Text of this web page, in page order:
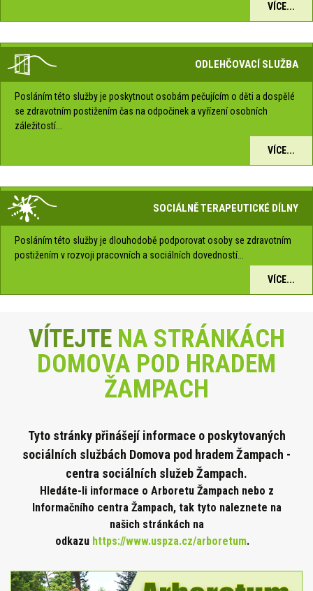
VÍCE...
ODLEHČOVACÍ SLUŽBA
Posláním této služby je poskytnout osobám pečujícím o děti a dospělé
se zdravotním postižením čas na odpočinek a vyřízení osobních
záležitostí...
VÍCE...
SOCIÁLNĚ TERAPEUTICKÉ DÍLNY
Posláním této služby je dlouhodobě podporovat osoby se zdravotním
postižením v rozvoji pracovních a sociálních dovedností...
VÍCE...
VÍTEJTENA STRÁNKÁCH
DOMOVA POD HRADEM
ŽAMPACH
Tyto stránky přinášejí informace o poskytovaných
sociálních službách Domova pod hradem Žampach -
centra sociálních služeb Žampach.
Hledáte-li informace o Arboretu Žampach nebo z
Informačního centra Žampach, tak tyto naleznete na
našich stránkách na
odkazu https://www.uspza.cz/arboretum.